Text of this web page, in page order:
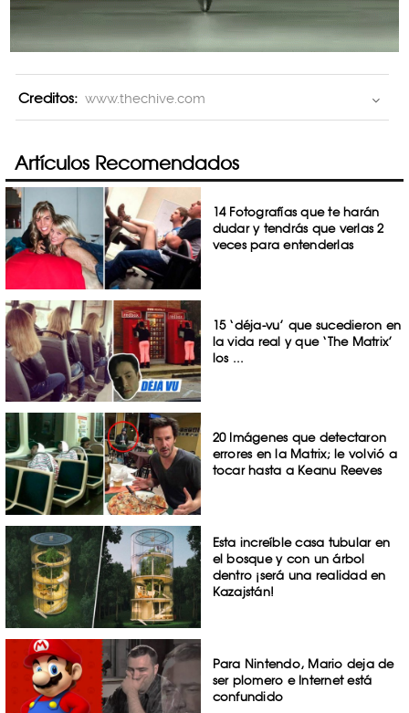
Creditos: www.thechive.com
Artículos Recomendados
14 Fotografías que te harán
dudar y tendrás que verlas 2
veces para entenderlas
15 ‘déja-vu’ que sucedieron en
la vida real y que ‘The Matrix’
los ...
20 Imágenes que detectaron
errores en la Matrix; le volvió a
tocar hasta a Keanu Reeves
Esta increíble casa tubular en
el bosque y con un árbol
dentro ¡será una realidad en
Kazajstán!
Para Nintendo, Mario deja de
ser plomero e Internet está
confundido